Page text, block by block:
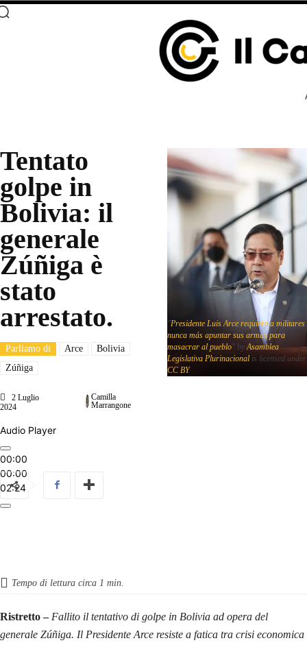
Tentato
golpe in
Bolivia: il
generale
Zúñiga è
stato
arrestato.
Parliamo di Arce
Bolivia
Zúñiga
2 Luglio
2024
Camilla
Marrangone
Audio Player
00:00
00:00
02:24
"Presidente Luis Arce requiere a militares
nunca más apuntar sus armas para
masacrar al pueblo" byAsamblea
Legislativa Plurinacional is licensed under
CC BY
Tempo di lettura circa 1 min.
Ristretto – Fallito il tentativo di golpe in Bolivia ad opera del
generale Zúñiga. Il Presidente Arce resiste a fatica tra crisi economica